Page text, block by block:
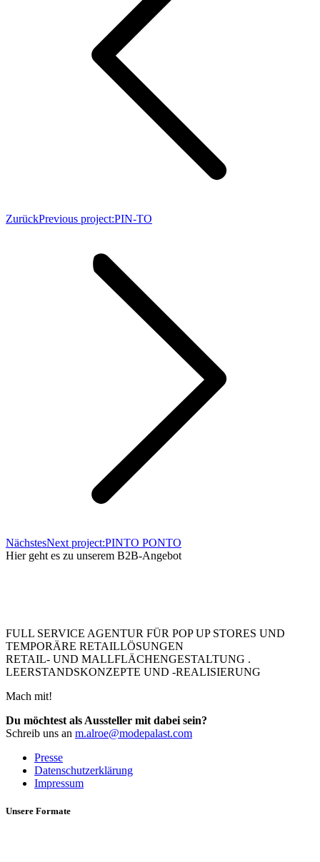
ZurückPrevious project:PIN-TO
NächstesNext project:PINTO PONTO
Hier geht es zu unserem B2B-Angebot
FULL SERVICE AGENTUR FÜR POP UP STORES UND
TEMPORÄRE RETAILLÖSUNGEN
RETAIL- UND MALLFLÄCHENGESTALTUNG .
LEERSTANDSKONZEPTE UND -REALISIERUNG
Mach mit!
Du möchtest als Aussteller mit dabei sein?
Schreib uns an m.alroe@modepalast.com
Presse
Datenschutzerklärung
Impressum
Unsere Formate